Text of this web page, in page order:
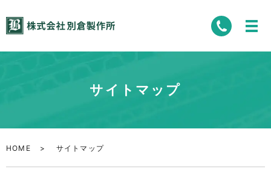
サイトマップ
HOME サイトマップ